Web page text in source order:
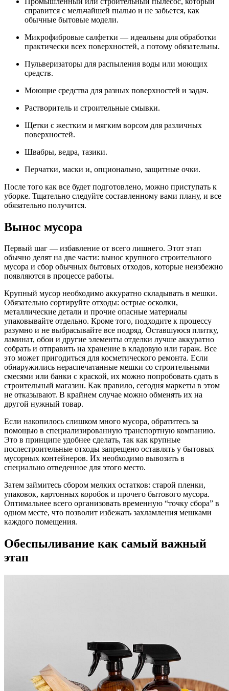
справится с мельчайшей пылью и не забьется, как
обычные бытовые модели.
Микрофибровые салфетки — идеальны для обработки
практически всех поверхностей, а потому обязательны.
Пульверизаторы для распыления воды или моющих
средств.
Моющие средства для разных поверхностей и задач.
Растворитель и строительные смывки.
Щетки с жестким и мягким ворсом для различных
поверхностей.
Швабры, ведра, тазики.
Перчатки, маски и, опционально, защитные очки.
После того как все будет подготовлено, можно приступать к
уборке. Тщательно следуйте составленному вами плану, и все
обязательно получится.
Вынос мусора
Первый шаг — избавление от всего лишнего. Этот этап
обычно делят на две части: вынос крупного строительного
мусора и сбор обычных бытовых отходов, которые неизбежно
появляются в процессе работы.
Крупный мусор необходимо аккуратно складывать в мешки.
Обязательно сортируйте отходы: острые осколки,
металлические детали и прочие опасные материалы
упаковывайте отдельно. Кроме того, подходите к процессу
разумно и не выбрасывайте все подряд. Оставшуюся плитку,
ламинат, обои и другие элементы отделки лучше аккуратно
собрать и отправить на хранение в кладовую или гараж. Все
это может пригодиться для косметического ремонта. Если
обнаружились нераспечатанные мешки со строительными
смесями или банки с краской, их можно попробовать сдать в
строительный магазин. Как правило, сегодня маркеты в этом
не отказывают. В крайнем случае можно обменять их на
другой нужный товар.
Если накопилось слишком много мусора, обратитесь за
помощью в специализированную транспортную компанию.
Это в принципе удобнее сделать, так как крупные
послестроительные отходы запрещено оставлять у бытовых
мусорных контейнеров. Их необходимо вывозить в
специально отведенное для этого место.
Затем займитесь сбором мелких остатков: старой пленки,
упаковок, картонных коробок и прочего бытового мусора.
Оптимальнее всего организовать временную “точку сбора” в
одном месте, что позволит избежать захламления мешками
каждого помещения.
Обеспыливание как самый важный
этап